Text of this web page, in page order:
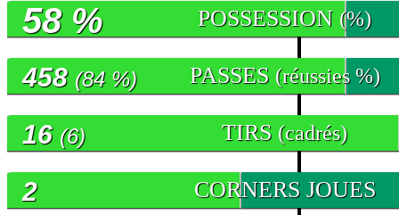
POSSESSION (%)
58 %
PASSES (réussies %)
458 (84 %)
TIRS (cadrés)
16 (6)
CORNERS JOUES
2